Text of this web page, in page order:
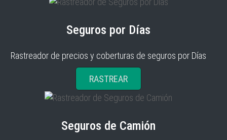
Seguros por Días
Rastreador de precios y coberturas de seguros por Días
RASTREAR
Seguros de Camión